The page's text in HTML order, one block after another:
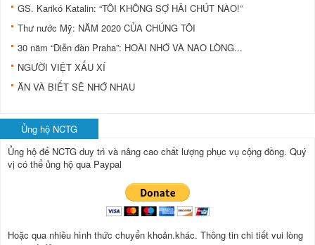
GS. Karikó Katalin: “TÔI KHÔNG SỢ HÃI CHÚT NÀO!”
Thư nước Mỹ: NĂM 2020 CỦA CHÚNG TÔI
30 năm “Diễn đàn Praha”: HOÀI NHỚ VÀ NAO LÒNG...
NGƯỜI VIỆT XẤU XÍ
ĂN VÀ BIẾT SẼ NHỚ NHAU
Ủng hộ NCTG
Ủng hộ để NCTG duy trì và nâng cao chất lượng phục vụ cộng đồng. Quý
vị có thể ủng hộ qua Paypal
Hoặc qua nhiều hình thức chuyển khoản.khác. Thông tin chi tiết vui lòng